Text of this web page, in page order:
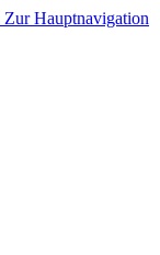
Zur Hauptnavigation